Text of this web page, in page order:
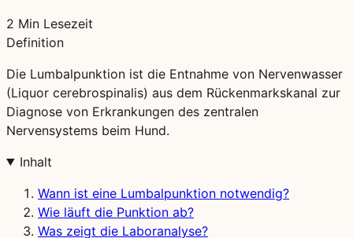
2 Min Lesezeit
Definition
Die Lumbalpunktion ist die Entnahme von Nervenwasser
(Liquor cerebrospinalis) aus dem Rückenmarkskanal zur
Diagnose von Erkrankungen des zentralen
Nervensystems beim Hund.
Inhalt
Wann ist eine Lumbalpunktion notwendig?
Wie läuft die Punktion ab?
Was zeigt die Laboranalyse?